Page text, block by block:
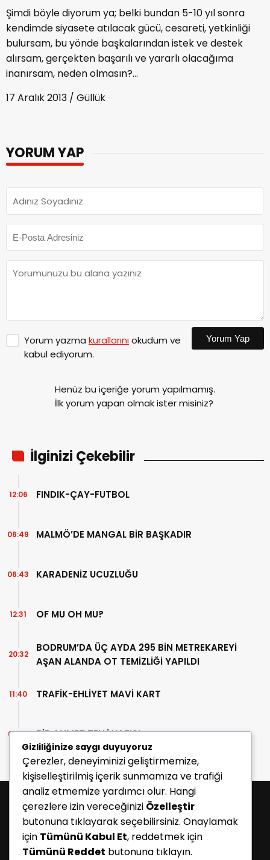
Şimdi böyle diyorum ya; belki bundan 5-10 yıl sonra
kendimde siyasete atılacak gücü, cesareti, yetkinliği
bulursam, bu yönde başkalarından istek ve destek
alırsam, gerçekten başarılı ve yararlı olacağıma
inanırsam, neden olmasın?...
17 Aralık 2013 / Güllük
YORUM YAP
Yorum yazma kurallarınıokudum ve
kabul ediyorum.
Yorum Yap
Henüz bu içeriğe yorum yapılmamış.
İlk yorum yapan olmak ister misiniz?
İlginizi Çekebilir
FINDIK-ÇAY-FUTBOL
12:06
MALMÖ’DE MANGAL BİR BAŞKADIR
06:49
KARADENİZ UCUZLUĞU
06:43
OF MU OH MU?
12:31
BODRUM’DA ÜÇ AYDA 295 BİN METREKAREYİ
AŞAN ALANDA OT TEMİZLİĞİ YAPILDI
20:32
TRAFİK-EHLİYET MAVİ KART
11:40
BİR AHMET TELLİ YAZISI
07:30
Gizliliğinize saygı duyuyoruz
Çerezler, deneyiminizi geliştirmemize,
kişiselleştirilmiş içerik sunmamıza ve trafiği
analiz etmemize yardımcı olur. Hangi
çerezlere izin vereceğinizi Özelleştir
butonuna tıklayarak seçebilirsiniz. Onaylamak
için Tümünü Kabul Et, reddetmek için
Tümünü Reddet butonuna tıklayın.